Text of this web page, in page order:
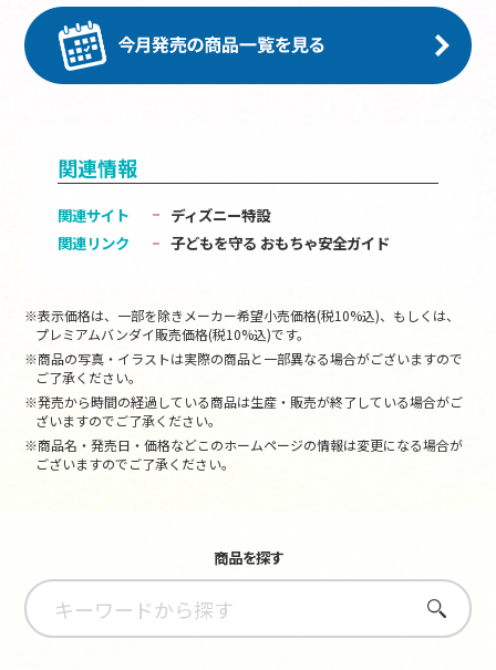
関連情報
関連サイト
ディズニー特設
関連リンク
子どもを守る おもちゃ安全ガイド
※表示価格は、一部を除きメーカー希望小売価格(税10%込)、もしくは、
プレミアムバンダイ販売価格(税10%込)です。
※商品の写真・イラストは実際の商品と一部異なる場合がございますので
ご了承ください。
※発売から時間の経過している商品は生産・販売が終了している場合がご
ざいますのでご了承ください。
※商品名・発売日・価格などこのホームページの情報は変更になる場合が
ございますのでご了承ください。
商品を探す
さがす